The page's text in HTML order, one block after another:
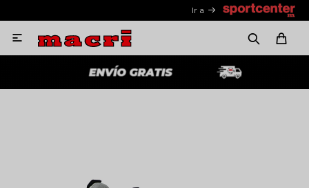
Ir a
